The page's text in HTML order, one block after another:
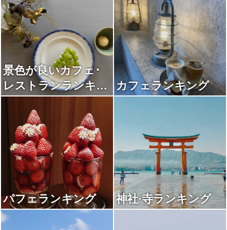
景色が良いカフェ･
レストランランキン
グ
カフェランキング
パフェランキング 神社·寺ランキング